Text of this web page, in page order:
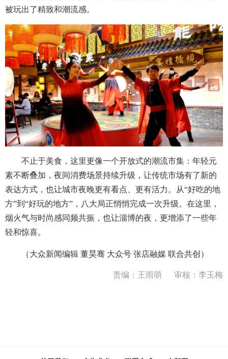
被玩出了精致和潮流感。
不止于美食，这里更像一个开放式的潮流市集：年轻元
素不断叠加，夜间消费场景持续升级，让传统市场有了新的
表达方式，也让城市夜晚更有看点、更有活力。从“好吃的地
方”到“好玩的地方”，八大局正悄悄完成一次升级。在这里，
烟火气与时尚感同频共振，也让淄博的夜，更增添了一些年
轻和惊喜。
（大众新闻编辑 董昊骞 大众号 张店融媒 联合共创）
责编：王雨萌 审核：李玉梅